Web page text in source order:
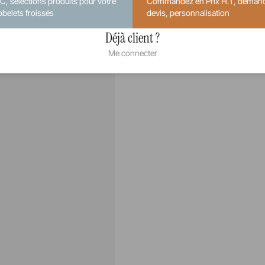
froissés
devis, personnalisation
Déjà client ?
Me connecter